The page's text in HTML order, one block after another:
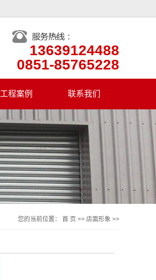
13639124488
0851-85765228
工程案例 联系我们
您的当前位置： 首 页 >> 店面形象 >>